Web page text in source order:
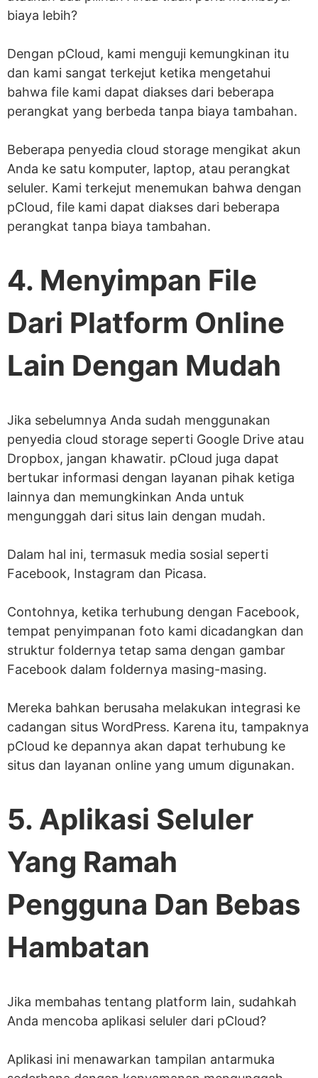
biaya lebih?
Dengan pCloud, kami menguji kemungkinan itu
dan kami sangat terkejut ketika mengetahui
bahwa file kami dapat diakses dari beberapa
perangkat yang berbeda tanpa biaya tambahan.
Beberapa penyedia cloud storage mengikat akun
Anda ke satu komputer, laptop, atau perangkat
seluler. Kami terkejut menemukan bahwa dengan
pCloud, file kami dapat diakses dari beberapa
perangkat tanpa biaya tambahan.
4. Menyimpan File
Dari Platform Online
Lain Dengan Mudah
Jika sebelumnya Anda sudah menggunakan
penyedia cloud storage seperti Google Drive atau
Dropbox, jangan khawatir. pCloud juga dapat
bertukar informasi dengan layanan pihak ketiga
lainnya dan memungkinkan Anda untuk
mengunggah dari situs lain dengan mudah.
Dalam hal ini, termasuk media sosial seperti
Facebook, Instagram dan Picasa.
Contohnya, ketika terhubung dengan Facebook,
tempat penyimpanan foto kami dicadangkan dan
struktur foldernya tetap sama dengan gambar
Facebook dalam foldernya masing-masing.
Mereka bahkan berusaha melakukan integrasi ke
cadangan situs WordPress. Karena itu, tampaknya
pCloud ke depannya akan dapat terhubung ke
situs dan layanan online yang umum digunakan.
5. Aplikasi Seluler
Yang Ramah
Pengguna Dan Bebas
Hambatan
Jika membahas tentang platform lain, sudahkah
Anda mencoba aplikasi seluler dari pCloud?
Aplikasi ini menawarkan tampilan antarmuka